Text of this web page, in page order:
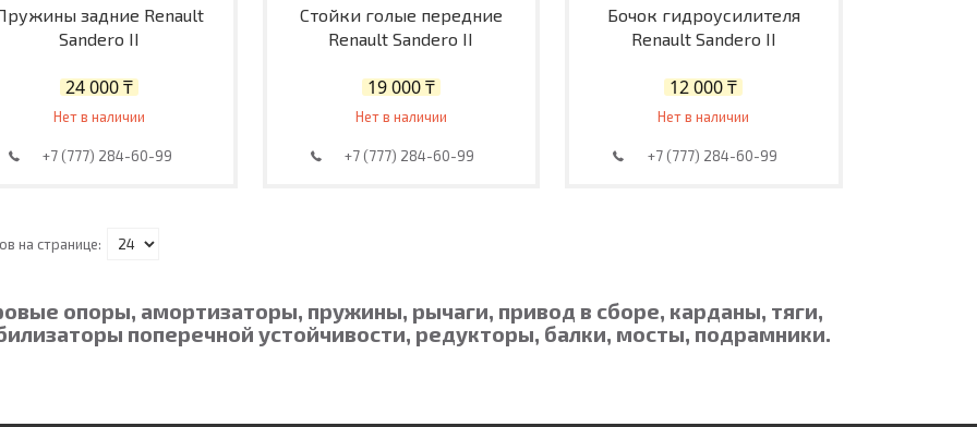
задние Renault
Sandero II
24 000 ₸
Нет в наличии
+7 (777) 284-60-99
Стойки голые передние
Renault Sandero II
19 000 ₸
Нет в наличии
+7 (777) 284-60-99
Бочок гидроусилителя
Renault Sandero II
12 000 ₸
Нет в наличии
+7 (777) 284-60-99
опоры, амортизаторы, пружины, рычаги, привод в сборе, карданы, тяги,
поперечной устойчивости, редукторы, балки, мосты, подрамники.